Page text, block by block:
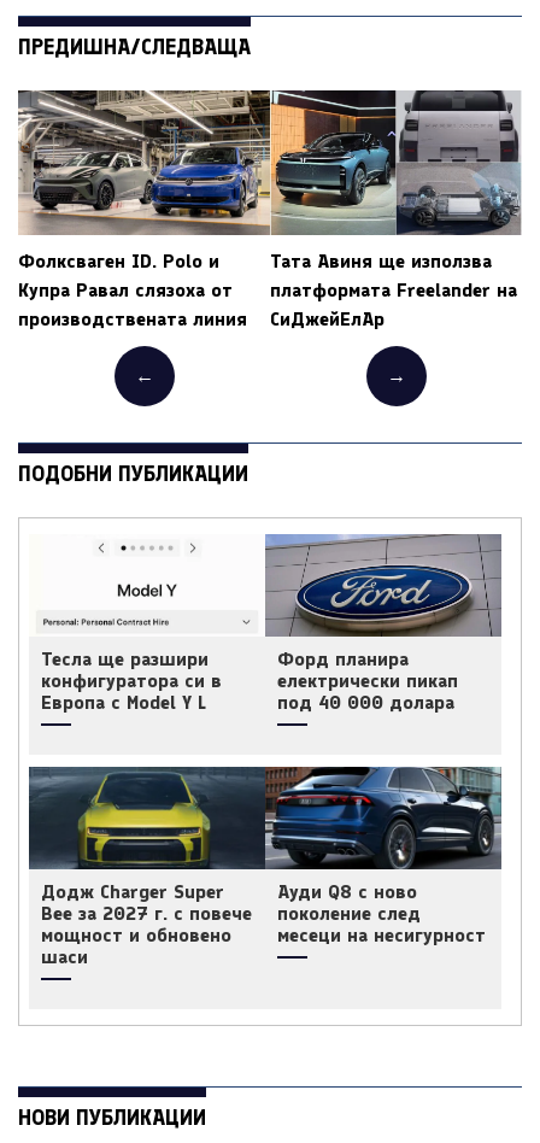
ПРЕДИШНА/СЛЕДВАЩА
Фолксваген ID. Polo и
Купра Равал слязоха от
производствената линия
←
Тата Авиня ще използва
платформата Freelander на
СиДжейЕлАр
→
ПОДОБНИ ПУБЛИКАЦИИ
Тесла ще разшири
конфигуратора си в
Европа с Model Y L
Форд планира
електрически пикап
под 40 000 долара
Додж Charger Super
Bee за 2027 г. с повече
мощност и обновено
шаси
Ауди Q8 с ново
поколение след
месеци на несигурност
НОВИ ПУБЛИКАЦИИ